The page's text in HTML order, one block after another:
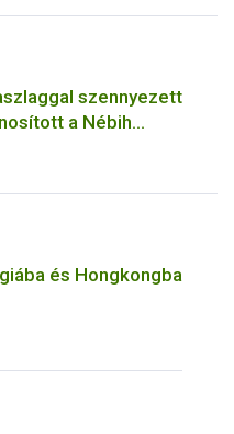
szennyezett
a Nébih
és Hongkongba